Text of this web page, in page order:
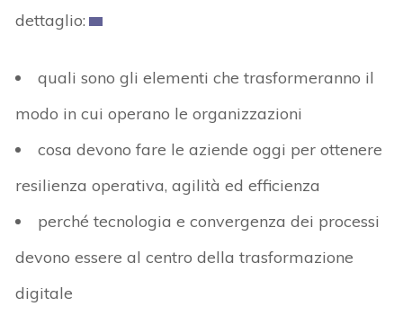
dettaglio:
quali sono gli elementi che trasformeranno il
modo in cui operano le organizzazioni
cosa devono fare le aziende oggi per ottenere
resilienza operativa, agilità ed efficienza
perché tecnologia e convergenza dei processi
devono essere al centro della trasformazione
digitale